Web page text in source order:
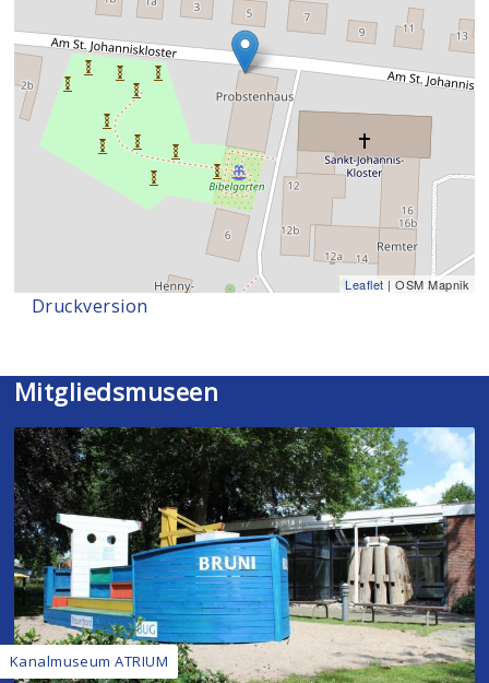
Leaflet | OSM Mapnik
Druckversion
Mitgliedsmuseen
Kanalmuseum ATRIUM